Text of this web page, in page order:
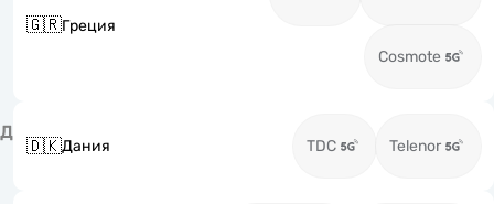
🇬🇷Греция
Cosmote
Д
🇩🇰Дания TDC Telenor